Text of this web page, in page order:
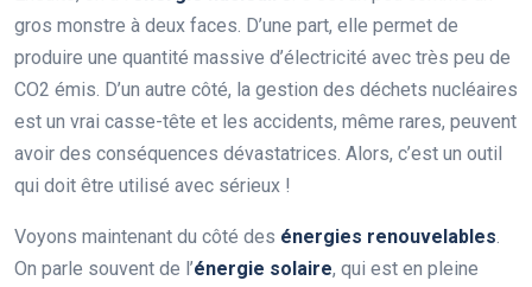
gros monstre à deux faces. D’une part, elle permet de
produire une quantité massive d’électricité avec très peu de
CO2 émis. D’un autre côté, la gestion des déchets nucléaires
est un vrai casse-tête et les accidents, même rares, peuvent
avoir des conséquences dévastatrices. Alors, c’est un outil
qui doit être utilisé avec sérieux !
Voyons maintenant du côté des énergies renouvelables.
On parle souvent de l’énergie solaire, qui est en pleine